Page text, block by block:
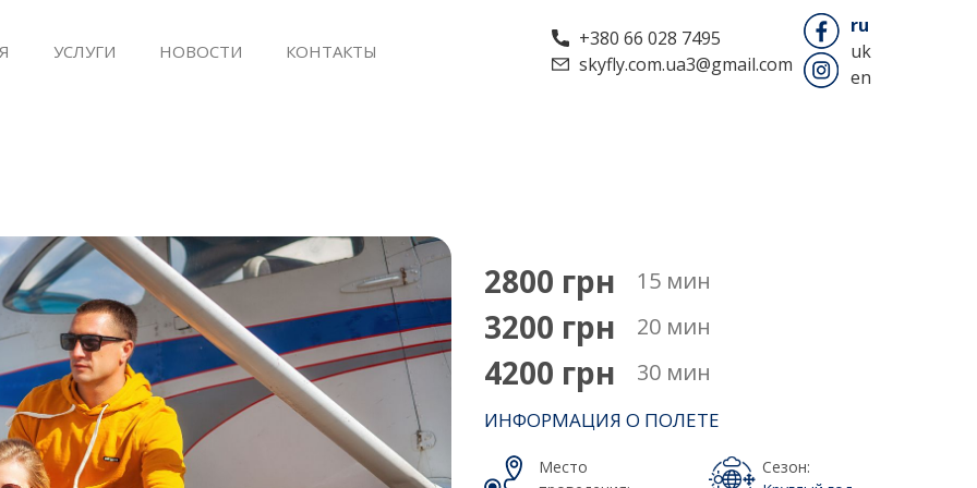
УСЛУГИ НОВОСТИ КОНТАКТЫ
+380 66 028 7495
skyfly.com.ua3@gmail.com
ru
uk
en
2800 грн 15 мин
3200 грн 20 мин
4200 грн 30 мин
ИНФОРМАЦИЯ О ПОЛЕТЕ
Место
Сезон: